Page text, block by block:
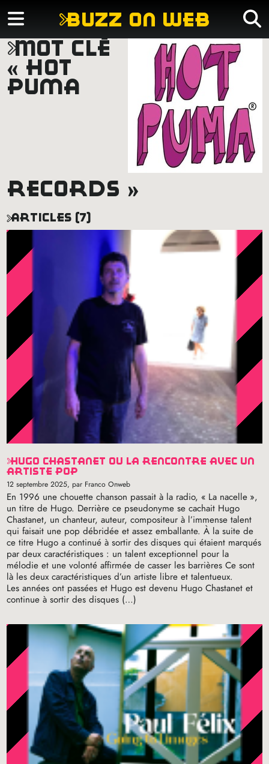
buzz on web
mot clé
« hot
puma
records »
articles (7)
hugo chastanet ou la rencontre avec un
artiste pop
12 septembre 2025, par Franco Onweb
En 1996 une chouette chanson passait à la radio, « La nacelle »,
un titre de Hugo. Derrière ce pseudonyme se cachait Hugo
Chastanet, un chanteur, auteur, compositeur à l’immense talent
qui faisait une pop débridée et assez emballante. À la suite de
ce titre Hugo a continué à sortir des disques qui étaient marqués
par deux caractéristiques : un talent exceptionnel pour la
mélodie et une volonté affirmée de casser les barrières Ce sont
là les deux caractéristiques d’un artiste libre et talentueux.
Les années ont passées et Hugo est devenu Hugo Chastanet et
continue à sortir des disques (…)